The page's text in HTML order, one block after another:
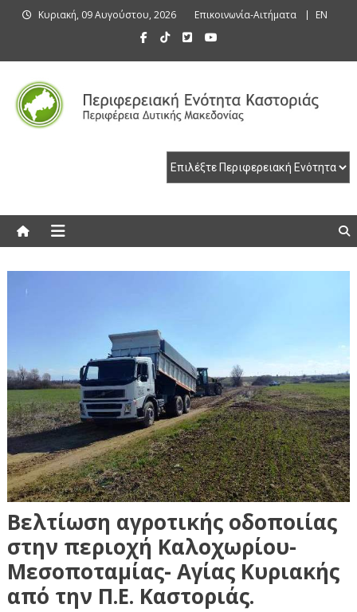
Κυριακή, 09 Αυγούστου, 2026 Επικοινωνία-Αιτήματα EN
Βελτίωση αγροτικής οδοποιίας
στην περιοχή Καλοχωρίου-
Μεσοποταμίας- Αγίας Κυριακής
από την Π.Ε. Καστοριάς.